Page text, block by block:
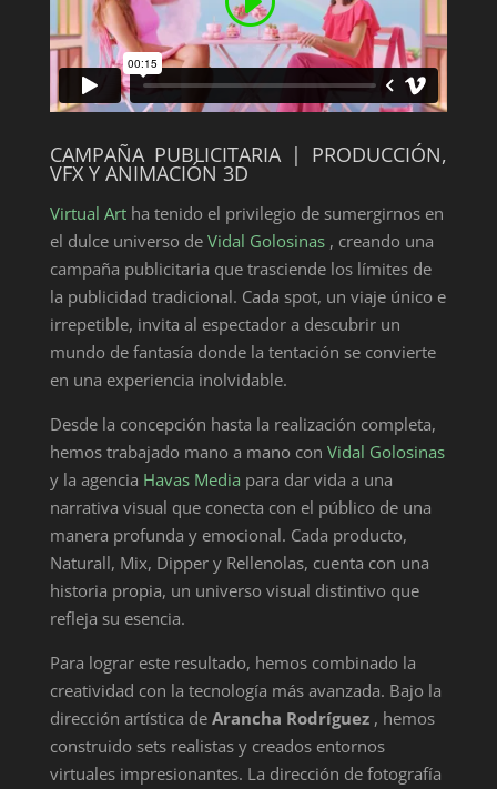
CAMPAÑA PUBLICITARIA | PRODUCCIÓN,
VFX Y ANIMACIÓN 3D
Virtual Artha tenido el privilegio de sumergirnos en
el dulce universo de Vidal Golosinas, creando una
campaña publicitaria que trasciende los límites de
la publicidad tradicional. Cada spot, un viaje único e
irrepetible, invita al espectador a descubrir un
mundo de fantasía donde la tentación se convierte
en una experiencia inolvidable.
Desde la concepción hasta la realización completa,
hemos trabajado mano a mano con Vidal Golosinas
y la agencia Havas Media para dar vida a una
narrativa visual que conecta con el público de una
manera profunda y emocional. Cada producto,
Naturall, Mix, Dipper y Rellenolas, cuenta con una
historia propia, un universo visual distintivo que
refleja su esencia.
Para lograr este resultado, hemos combinado la
creatividad con la tecnología más avanzada. Bajo la
dirección artística de Arancha Rodríguez, hemos
construido sets realistas y creados entornos
virtuales impresionantes. La dirección de fotografía